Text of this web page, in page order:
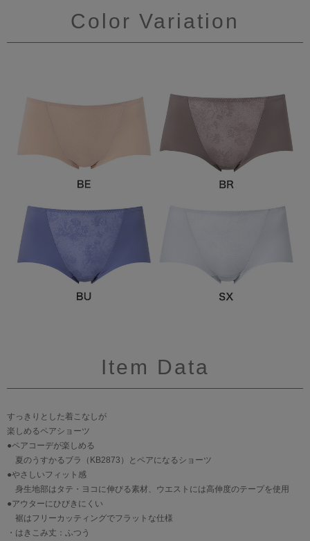
Color Variation
Item Data
すっきりとした着こなしが
楽しめるペアショーツ
●ペアコーデが楽しめる
夏のうすかるブラ（KB2873）とペアになるショーツ
●やさしいフィット感
身生地部はタテ・ヨコに伸びる素材、ウエストには高伸度のテープを使用
●アウターにひびきにくい
裾はフリーカッティングでフラットな仕様
・はきこみ丈：ふつう